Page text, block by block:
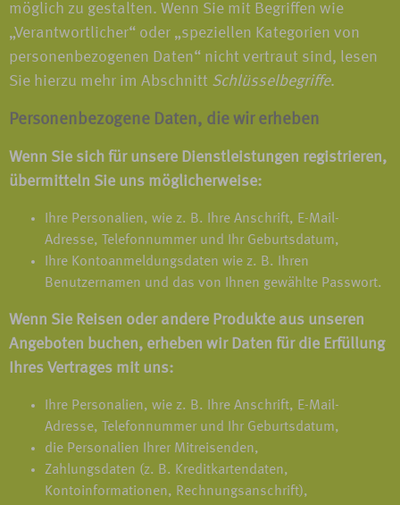
möglich zu gestalten. Wenn Sie mit Begriffen wie
„Verantwortlicher“ oder „speziellen Kategorien von
personenbezogenen Daten“ nicht vertraut sind, lesen
Sie hierzu mehr im Abschnitt Schlüsselbegriffe.
Personenbezogene Daten, die wir erheben
Wenn Sie sich für unsere Dienstleistungen registrieren,
übermitteln Sie uns möglicherweise:
Ihre Personalien, wie z. B. Ihre Anschrift, E-Mail-
Adresse, Telefonnummer und Ihr Geburtsdatum,
Ihre Kontoanmeldungsdaten wie z. B. Ihren
Benutzernamen und das von Ihnen gewählte Passwort.
Wenn Sie Reisen oder andere Produkte aus unseren
Angeboten buchen, erheben wir Daten für die Erfüllung
Ihres Vertrages mit uns:
Ihre Personalien, wie z. B. Ihre Anschrift, E-Mail-
Adresse, Telefonnummer und Ihr Geburtsdatum,
die Personalien Ihrer Mitreisenden,
Zahlungsdaten (z. B. Kreditkartendaten,
Kontoinformationen, Rechnungsanschrift),